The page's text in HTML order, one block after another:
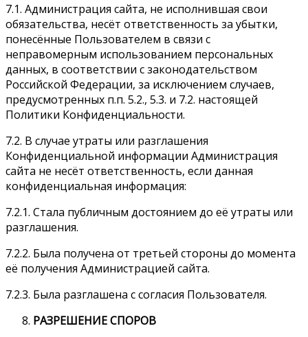
7.1. Администрация сайта, не исполнившая свои
обязательства, несёт ответственность за убытки,
понесённые Пользователем в связи с
неправомерным использованием персональных
данных, в соответствии с законодательством
Российской Федерации, за исключением случаев,
предусмотренных п.п. 5.2., 5.3. и 7.2. настоящей
Политики Конфиденциальности.
7.2. В случае утраты или разглашения
Конфиденциальной информации Администрация
сайта не несёт ответственность, если данная
конфиденциальная информация:
7.2.1. Стала публичным достоянием до её утраты или
разглашения.
7.2.2. Была получена от третьей стороны до момента
её получения Администрацией сайта.
7.2.3. Была разглашена с согласия Пользователя.
РАЗРЕШЕНИЕ СПОРОВ